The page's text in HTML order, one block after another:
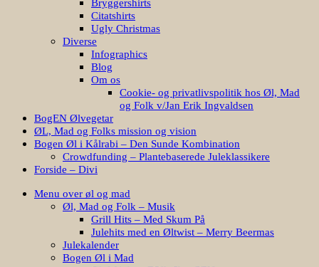
Bryggershirts
Citatshirts
Ugly Christmas
Diverse
Infographics
Blog
Om os
Cookie- og privatlivspolitik hos Øl, Mad
og Folk v/Jan Erik Ingvaldsen
BogEN Ølvegetar
ØL, Mad og Folks mission og vision
Bogen Øl i Kålrabi – Den Sunde Kombination
Crowdfunding – Plantebaserede Juleklassikere
Forside – Divi
Menu over øl og mad
Øl, Mad og Folk – Musik
Grill Hits – Med Skum På
Julehits med en Øltwist – Merry Beermas
Julekalender
Bogen Øl i Mad